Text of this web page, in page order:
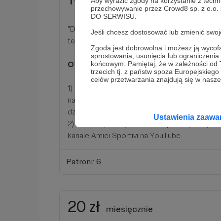
przechowywanie przez Crowd8 sp. z
DO SERWISU.
Jeśli chcesz dostosować lub zmienić
Zgoda jest dobrowolna i możesz ją
sprostowania, usunięcia lub
końcowym. Pamiętaj, że w zależności
trzecich tj. z państw spoza
celów przetwarzania znajdują się w
Ustawienia
"Dycha" to w świecie calcio nie lada gratka.
też ją nosisz. Zapraszamy za zamknięte drzwi.
OTRZYMUJESZ:
1) dostęp do zamkniętej grupy na
naszych planach wcześniej niż wszyscy, a
działalności;
2) imienne podziękowania na planszy w
kanale Amici Sportivi na YouTube.
Patroni: 6
20 zł miesięcznie